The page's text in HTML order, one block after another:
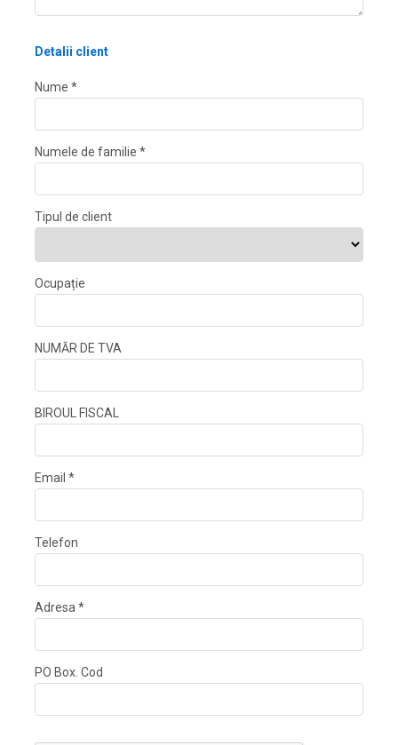
Detalii client
Nume *
Numele de familie *
Tipul de client
Ocupație
NUMĂR DE TVA
BIROUL FISCAL
Email *
Telefon
Adresa *
PO Box. Cod